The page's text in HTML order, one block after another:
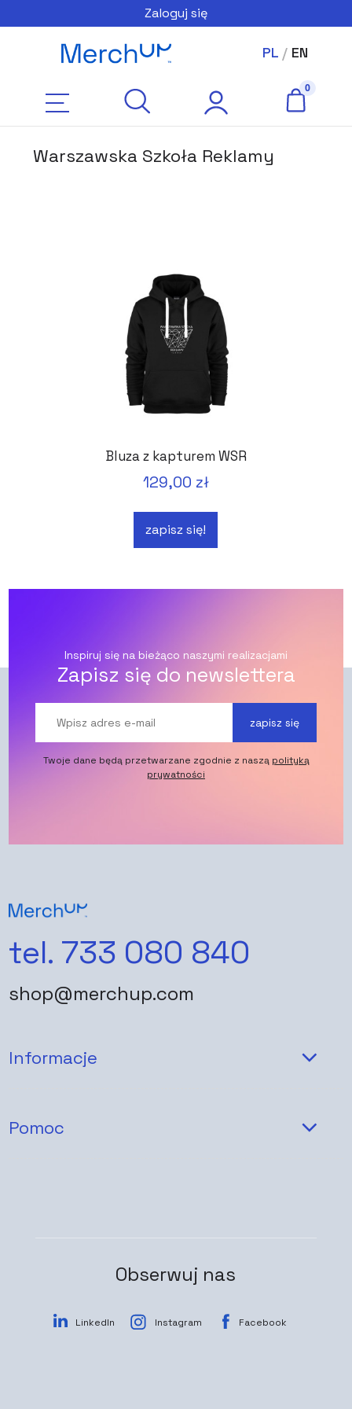
Zaloguj się
PL/ EN
Warszawska Szkoła Reklamy
Bluza z kapturem WSR
129,00 zł
zapisz się!
Inspiruj się na bieżąco naszymi realizacjami
Zapisz się do newslettera
zapisz się
Twoje dane będą przetwarzane zgodnie z naszą polityką
prywatności
tel. 733 080 840
shop@merchup.com
Informacje
Pomoc
Obserwuj nas
LinkedIn Instagram Facebook